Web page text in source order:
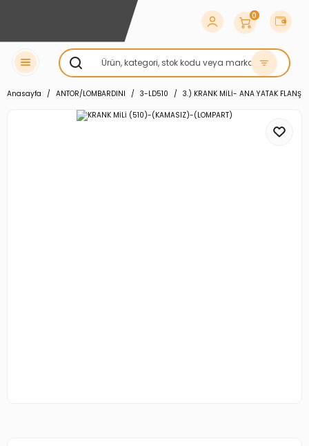
0
Anasayfa ANTOR/LOMBARDINI 3-LD510 3.) KRANK MİLİ- ANA YATAK FLANŞI-